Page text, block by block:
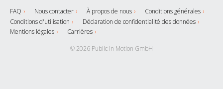
FAQ Nous contacter À propos de nous
Conditions générales
Conditions d'utilisation
Déclaration de confidentialité des données
Mentions légales
Carrières
© 2026 Public in Motion GmbH